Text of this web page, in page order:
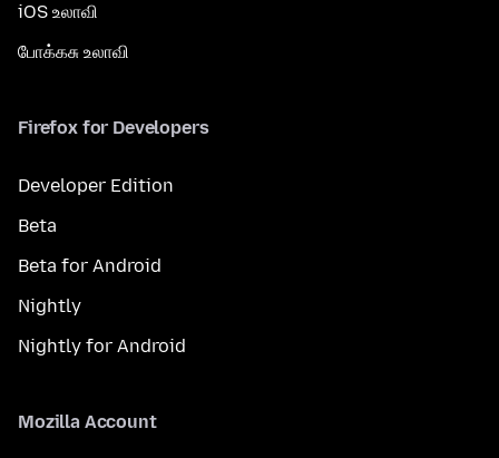
iOS உலாவி
போக்கசு உலாவி
Firefox for Developers
Developer Edition
Beta
Beta for Android
Nightly
Nightly for Android
Mozilla Account